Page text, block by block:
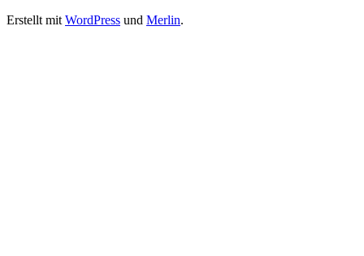
Erstellt mit WordPress und Merlin.